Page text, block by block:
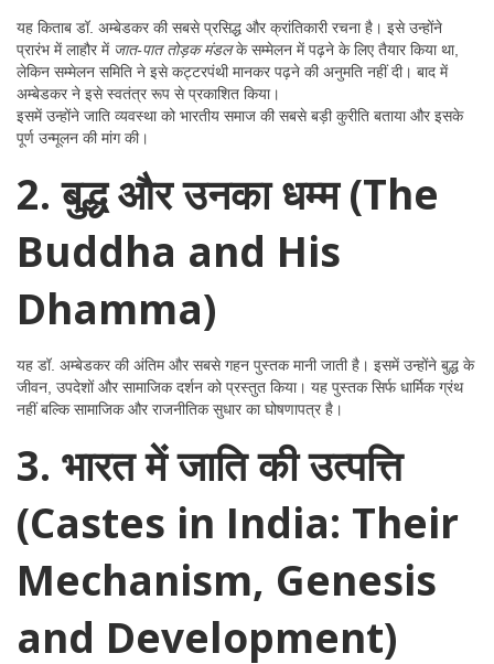
यह किताब डॉ. अम्बेडकर की सबसे प्रसिद्ध और क्रांतिकारी रचना है। इसे उन्होंने
प्रारंभ में लाहौर में जात-पात तोड़क मंडलके सम्मेलन में पढ़ने के लिए तैयार किया था,
लेकिन सम्मेलन समिति ने इसे कट्टरपंथी मानकर पढ़ने की अनुमति नहीं दी। बाद में
अम्बेडकर ने इसे स्वतंत्र रूप से प्रकाशित किया।
इसमें उन्होंने जाति व्यवस्था को भारतीय समाज की सबसे बड़ी कुरीति बताया और इसके
पूर्ण उन्मूलन की मांग की।
2. बुद्ध और उनका धम्म (The
Buddha and His
Dhamma)
यह डॉ. अम्बेडकर की अंतिम और सबसे गहन पुस्तक मानी जाती है। इसमें उन्होंने बुद्ध के
जीवन, उपदेशों और सामाजिक दर्शन को प्रस्तुत किया। यह पुस्तक सिर्फ धार्मिक ग्रंथ
नहीं बल्कि सामाजिक और राजनीतिक सुधार का घोषणापत्र है।
3. भारत में जाति की उत्पत्ति
(Castes in India: Their
Mechanism, Genesis
and Development)